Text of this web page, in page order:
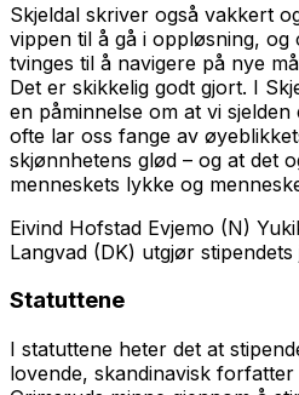
Skjeldal skriver også vakkert
vippen til å gå i oppløsning,
tvinges til å navigere på nye
Det er skikkelig godt gjort. I
en påminnelse om at vi
ofte lar oss fange av
skjønnhetens glød – og at det
menneskets lykke og
Eivind Hofstad Evjemo (N)
Langvad (DK) utgjør stipendets
Statuttene
I statuttene heter det at
lovende, skandinavisk